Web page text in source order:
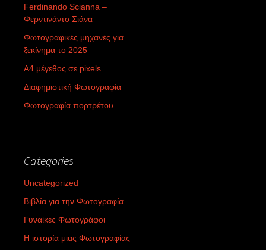
Ferdinando Scianna –
Φερντινάντο Σιάνα
Φωτογραφικές μηχανές για
ξεκίνημα το 2025
Α4 μέγεθος σε pixels
Διαφημιστική Φωτογραφία
Φωτογραφία πορτρέτου
Categories
Uncategorized
Βιβλία για την Φωτογραφία
Γυναίκες Φωτογράφοι
Η ιστορία μιας Φωτογραφίας